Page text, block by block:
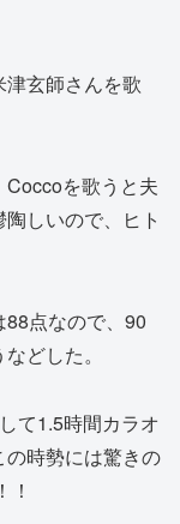
玄師さんを歌
を歌うと夫
しいので、ヒト
点なので、90
どした。
て1.5時間カラオ
時勢には驚きの